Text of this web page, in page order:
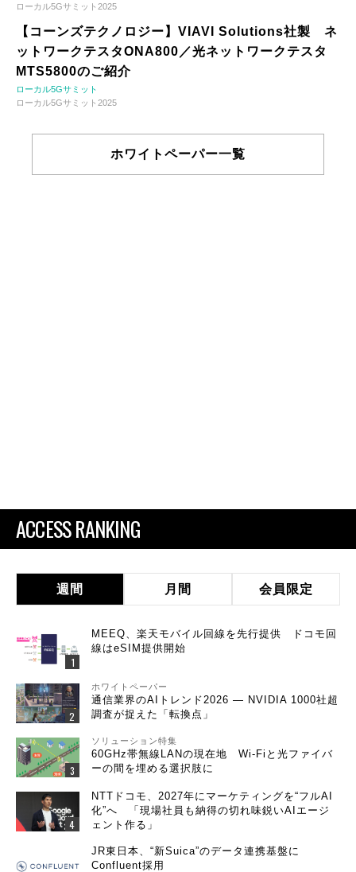
ローカル5Gサミット2025
【コーンズテクノロジー】VIAVI Solutions社製 ネ
ットワークテスタONA800／光ネットワークテスタ
MTS5800のご紹介
ローカル5Gサミット
ローカル5Gサミット2025
ホワイトペーパー一覧
ACCESS RANKING
週間 月間 会員限定
MEEQ、楽天モバイル回線を先行提供 ドコモ回
線はeSIM提供開始
ホワイトペーパー
通信業界のAIトレンド2026 ― NVIDIA 1000社超
調査が捉えた「転換点」
ソリューション特集
60GHz帯無線LANの現在地 Wi-Fiと光ファイバ
ーの間を埋める選択肢に
NTTドコモ、2027年にマーケティングを“フルAI
化”へ 「現場社員も納得の切れ味鋭いAIエージ
ェント作る」
JR東日本、“新Suica”のデータ連携基盤に
Confluent採用